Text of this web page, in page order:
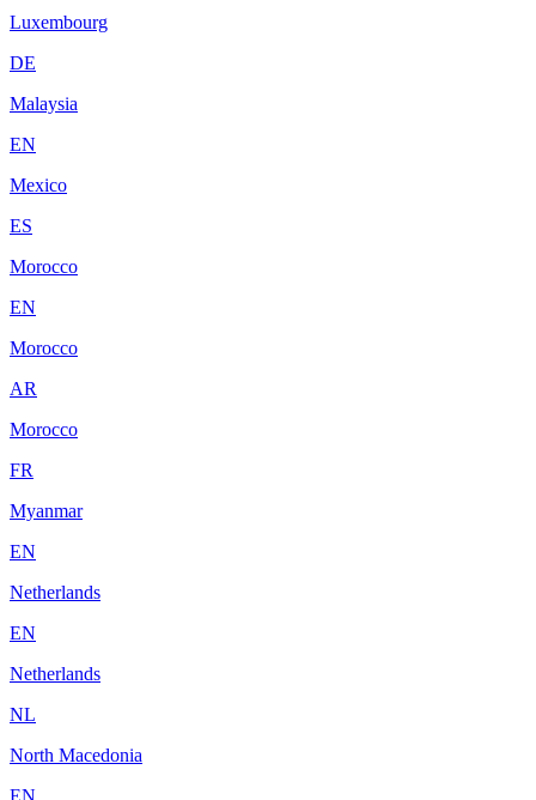
Luxembourg
DE
Malaysia
EN
Mexico
ES
Morocco
EN
Morocco
AR
Morocco
FR
Myanmar
EN
Netherlands
EN
Netherlands
NL
North Macedonia
EN